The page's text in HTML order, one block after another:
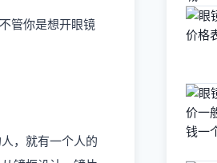
管你是想开眼镜
，就有一个人的